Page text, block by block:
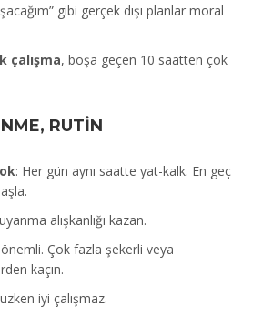
gibi gerçek dışı planlar moral
çalışma, boşa geçen 10 saatten çok
RUTİN
: Her gün aynı saatte yat-kalk. En geç
alışkanlığı kazan.
Çok fazla şekerli veya
kaçın.
iyi çalışmaz.